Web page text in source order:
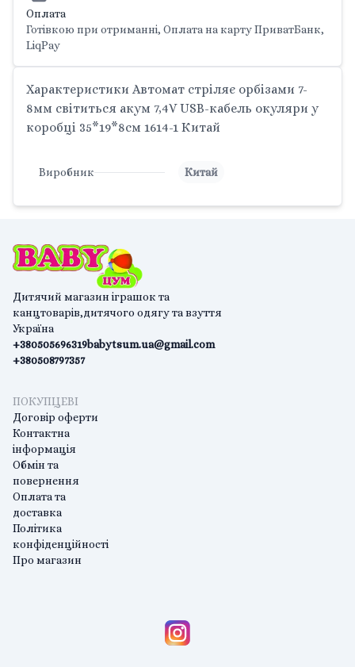
Оплата
Готівкою при отриманні, Оплата на карту ПриватБанк,
LiqPay
Характеристики Автомат стріляє орбізами 7-
8мм світиться акум 7,4V USB-кабель окуляри у
коробці 35*19*8см 1614-1 Китай
Виробник Китай
Дитячий магазин іграшок та
канцтоварів,дитячого одягу та взуття
Україна
+380505696319
+380508797357
babytsum.ua@gmail.com
ПОКУПЦЕВІ
Договір оферти
Контактна
інформація
Обмін та
повернення
Оплата та
доставка
Політика
конфіденційності
Про магазин